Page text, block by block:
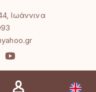
Ιωάννινα